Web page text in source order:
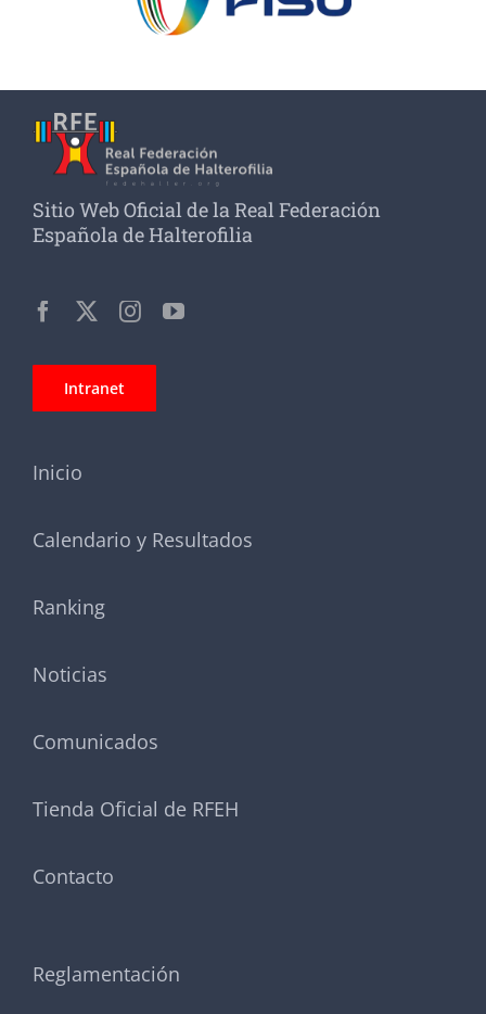
Sitio Web Oficial de la Real Federación
Española de Halterofilia
Intranet
Inicio
Calendario y Resultados
Ranking
Noticias
Comunicados
Tienda Oficial de RFEH
Contacto
Reglamentación